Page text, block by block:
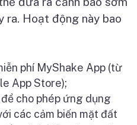
ra. Hoạt động này bao
ễn phí MyShake App (từ
App Store);
để cho phép ứng dụng
ới các cảm biến mặt đất